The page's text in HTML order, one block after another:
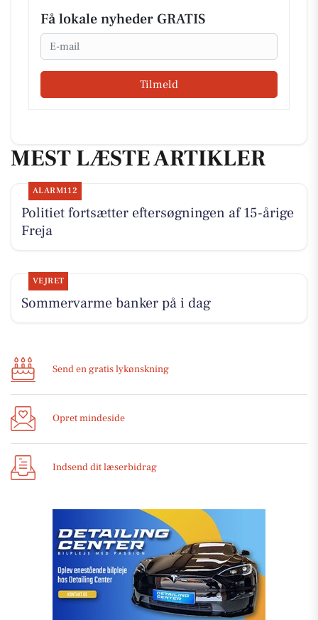
Få lokale nyheder GRATIS
Email
Tilmeld
MEST LÆSTE ARTIKLER
ALARM112
Politiet fortsætter eftersøgningen af 15-årige
Freja
VEJRET
Sommervarme banker på i dag
Send en gratis lykønskning
Opret mindeside
Indsend dit læserbidrag